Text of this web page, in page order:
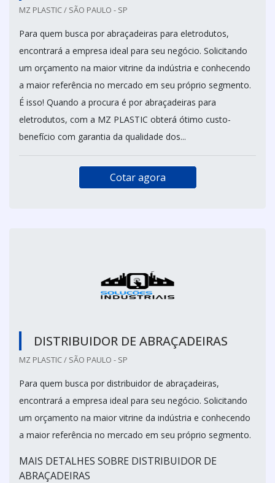
MZ PLASTIC / SÃO PAULO - SP
Para quem busca por abraçadeiras para eletrodutos,
encontrará a empresa ideal para seu negócio. Solicitando
um orçamento na maior vitrine da indústria e conhecendo
a maior referência no mercado em seu próprio segmento.
É isso! Quando a procura é por abraçadeiras para
eletrodutos, com a MZ PLASTIC obterá ótimo custo-
benefício com garantia da qualidade dos...
Cotar agora
DISTRIBUIDOR DE ABRAÇADEIRAS
MZ PLASTIC / SÃO PAULO - SP
Para quem busca por distribuidor de abraçadeiras,
encontrará a empresa ideal para seu negócio. Solicitando
um orçamento na maior vitrine da indústria e conhecendo
a maior referência no mercado em seu próprio segmento.
MAIS DETALHES SOBRE DISTRIBUIDOR DE
ABRAÇADEIRAS